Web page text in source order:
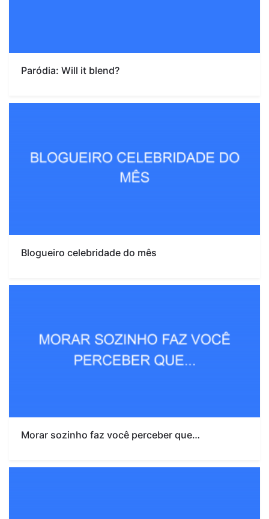
Paródia: Will it blend?
Blogueiro celebridade do mês
Morar sozinho faz você perceber que…